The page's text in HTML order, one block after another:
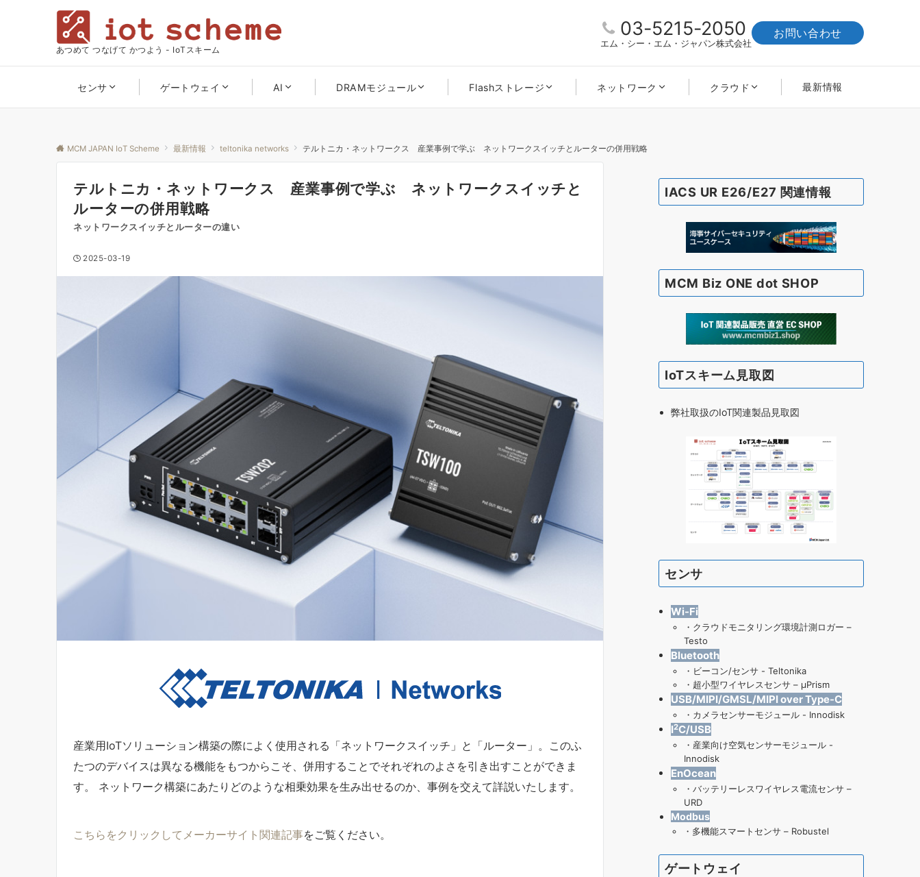
あつめて つなげて かつよう - IoTスキーム
03-5215-2050
エム・シー・エム・ジャパン株式会社
お問い合わせ
センサ ゲートウェイ AI DRAMモジュール Flashストレージ ネットワーク クラウド 最新情報
MCM JAPAN IoT Scheme 最新情報 teltonika networks テルトニカ・ネットワークス 産業事例で学ぶ ネットワークスイッチとルーターの併用戦略
テルトニカ・ネットワークス 産業事例で学ぶ ネットワークスイッチと
ルーターの併用戦略
ネットワークスイッチとルーターの違い
2025-03-19
産業用IoTソリューション構築の際によく使用される「ネットワークスイッチ」と「ルーター」。このふ
たつのデバイスは異なる機能をもつからこそ、併用することでそれぞれのよさを引き出すことができま
す。 ネットワーク構築にあたりどのような相乗効果を生み出せるのか、事例を交えて詳説いたします。
こちらをクリックしてメーカーサイト関連記事をご覧ください。
IACS UR E26/E27 関連情報
MCM Biz ONE dot SHOP
IoTスキーム見取図
弊社取扱のIoT関連製品見取図
センサ
Wi-Fi
・ クラウドモニタリング環境計測ロガー –
Testo
Bluetooth
・ ビーコン/センサ - Teltonika
・ 超小型ワイヤレスセンサ – μPrism
USB/MIPI/GMSL/MIPI over Type-C
・ カメラセンサーモジュール - Innodisk
I2C/USB
・ 産業向け空気センサーモジュール-
Innodisk
EnOcean
・ バッテリーレスワイヤレス電流センサ –
URD
Modbus
・ 多機能スマートセンサ – Robustel
ゲートウェイ